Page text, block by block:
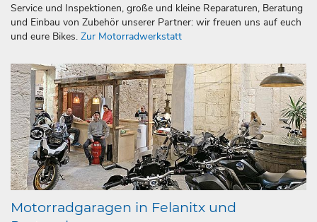
Service und Inspektionen, große und kleine Reparaturen, Beratung
und Einbau von Zubehör unserer Partner: wir freuen uns auf euch
und eure Bikes. Zur Motorradwerkstatt
Motorradgaragen in Felanitx und